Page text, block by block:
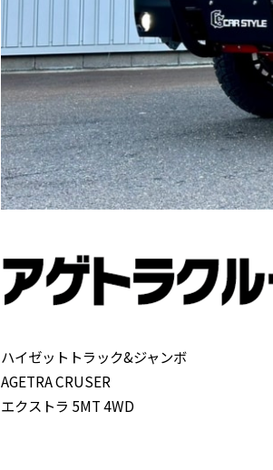
ハイゼットトラック&ジャンボ
AGETRA CRUSER
エクストラ 5MT 4WD